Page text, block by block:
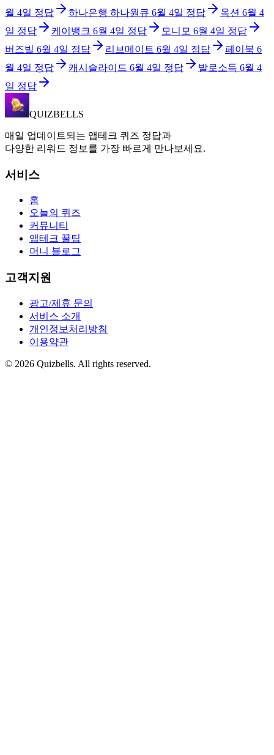
월 4일 정답 하나은행 하나원큐 6월 4일 정답 옥션 6월 4
일 정답 케이뱅크 6월 4일 정답 모니모 6월 4일 정답
버즈빌 6월 4일 정답 리브메이트 6월 4일 정답 페이북 6
월 4일 정답 캐시슬라이드 6월 4일 정답 발로소득 6월 4
일 정답
QUIZBELLS
매일 업데이트되는 앱테크 퀴즈 정답과
다양한 리워드 정보를 가장 빠르게 만나보세요.
서비스
홈
오늘의 퀴즈
커뮤니티
앱테크 꿀팁
머니 블로그
고객지원
광고/제휴 문의
서비스 소개
개인정보처리방침
이용약관
© 2026 Quizbells. All rights reserved.